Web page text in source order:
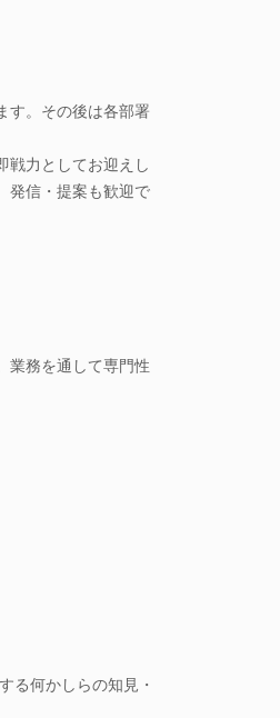
す。その後は各部署
戦力としてお迎えし
発信・提案も歓迎で
業務を通して専門性
る何かしらの知見・